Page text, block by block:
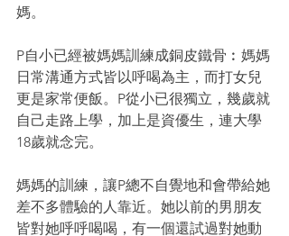
媽。
P自小已經被媽媽訓練成銅皮鐵骨︰媽媽
日常溝通方式皆以呼喝為主，而打女兒
更是家常便飯。P從小已很獨立，幾歲就
自己走路上學，加上是資優生，連大學
18歲就念完。
媽媽的訓練，讓P總不自覺地和會帶給她
差不多體驗的人靠近。她以前的男朋友
皆對她呼呼喝喝，有一個還試過對她動